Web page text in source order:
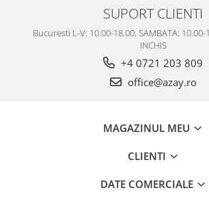
CHIQUE STRIPES VERDE
CHIQUE STRIPES GALBEN
SUPORT CLIENTI
Bucuresti L-V: 10.00-18.00, SAMBATA: 10.00-
INCHIS
+4 0721 203 809
office@azay.ro
MAGAZINUL MEU
CLIENTI
DATE COMERCIALE